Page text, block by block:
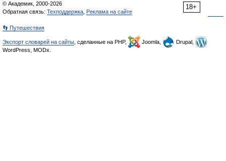
18+
© Академик, 2000-2026
Обратная связь: Техподдержка Реклама на сайте
👣 Путешествия
Экспорт словарей на сайты , сделанные на PHP, Joomla,
Drupal,
WordPress, MODx.